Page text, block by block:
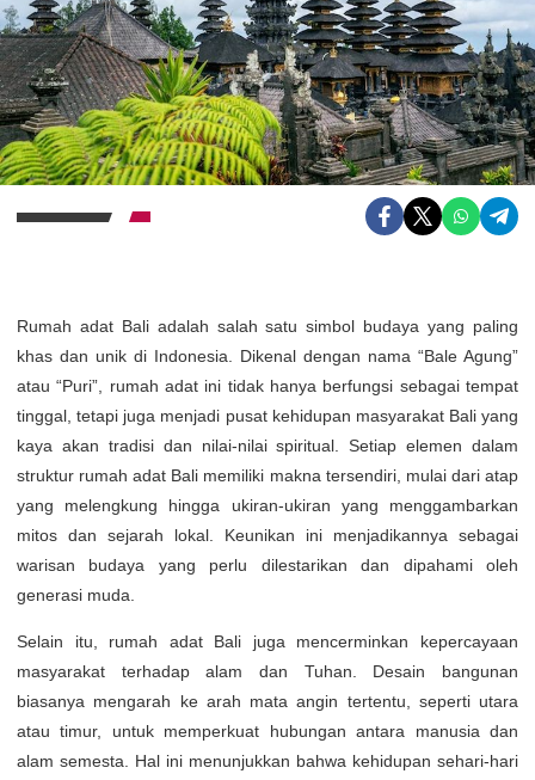
Rumah adat Bali adalah salah satu simbol budaya yang paling
khas dan unik di Indonesia. Dikenal dengan nama “Bale Agung”
atau “Puri”, rumah adat ini tidak hanya berfungsi sebagai tempat
tinggal, tetapi juga menjadi pusat kehidupan masyarakat Bali yang
kaya akan tradisi dan nilai-nilai spiritual. Setiap elemen dalam
struktur rumah adat Bali memiliki makna tersendiri, mulai dari atap
yang melengkung hingga ukiran-ukiran yang menggambarkan
mitos dan sejarah lokal. Keunikan ini menjadikannya sebagai
warisan budaya yang perlu dilestarikan dan dipahami oleh
generasi muda.
Selain itu, rumah adat Bali juga mencerminkan kepercayaan
masyarakat terhadap alam dan Tuhan. Desain bangunan
biasanya mengarah ke arah mata angin tertentu, seperti utara
atau timur, untuk memperkuat hubungan antara manusia dan
alam semesta. Hal ini menunjukkan bahwa kehidupan sehari-hari